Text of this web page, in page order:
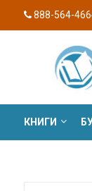
888-564-
КНИГИ